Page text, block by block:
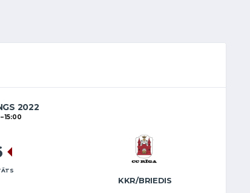
2022
15:00
KKR/BRIEDIS